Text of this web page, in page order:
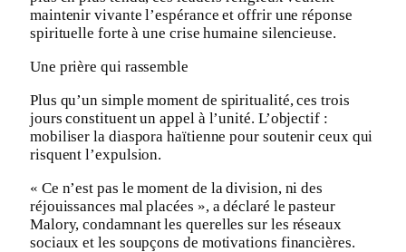
maintenir vivante l’espérance et offrir une réponse
spirituelle forte à une crise humaine silencieuse.
Une prière qui rassemble
Plus qu’un simple moment de spiritualité, ces trois
jours constituent un appel à l’unité. L’objectif :
mobiliser la diaspora haïtienne pour soutenir ceux qui
risquent l’expulsion.
« Ce n’est pas le moment de la division, ni des
réjouissances mal placées », a déclaré le pasteur
Malory, condamnant les querelles sur les réseaux
sociaux et les soupçons de motivations financières.